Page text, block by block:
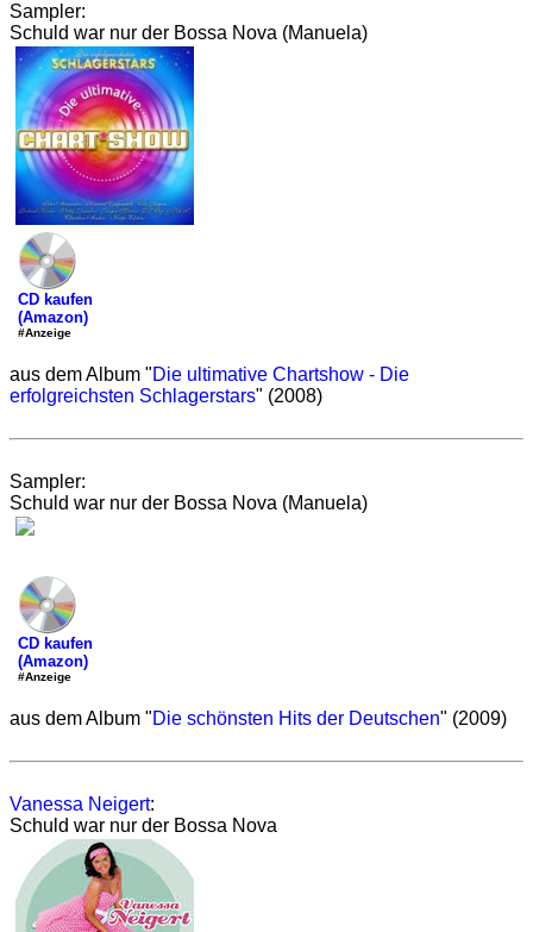
Sampler:
Schuld war nur der Bossa Nova (Manuela)
CD kaufen
(Amazon)
#Anzeige
aus dem Album "Die ultimative Chartshow - Die
erfolgreichsten Schlagerstars" (2008)
Sampler:
Schuld war nur der Bossa Nova (Manuela)
CD kaufen
(Amazon)
#Anzeige
aus dem Album "Die schönsten Hits der Deutschen" (2009)
Vanessa Neigert:
Schuld war nur der Bossa Nova